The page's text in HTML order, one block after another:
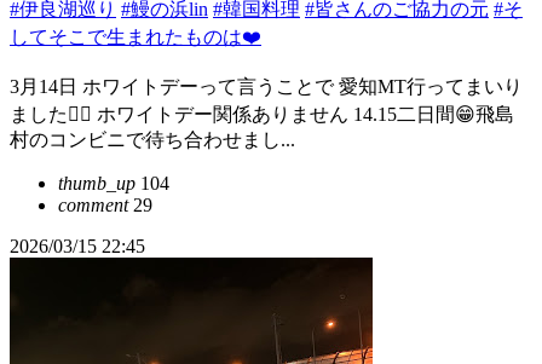
#伊良湖巡り #鰻の浜lin #韓国料理 #皆さんのご協力の元 #そ
してそこで生まれたものは❤️
3月14日 ホワイトデーって言うことで 愛知MT行ってまいり
ました🙋‍♂️ ホワイトデー関係ありません 14.15二日間😁飛島
村のコンビニで待ち合わせまし...
thumb_up 104
comment29
2026/03/15 22:45